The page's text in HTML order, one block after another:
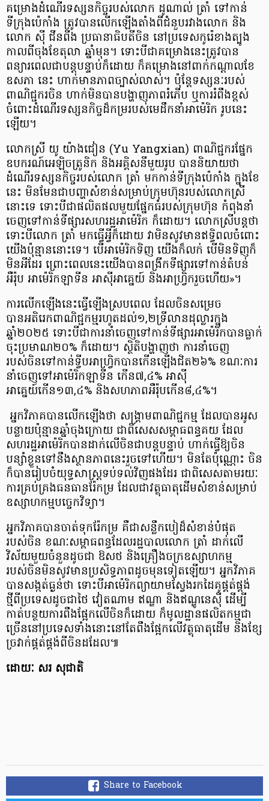
គម្រោងដំណើរទស្សនកិច្ចរបស់លោក ដូណាល់ ត្រាំ ទៅកាន់
ទីក្រុងប៉េកាំង ត្រូវបានលើកឡើងតាំងពីជំនួបរវាងលោក និង
លោក ស៊ី ជីនពីង ប្រធានាធិបតីចិន នៅប្រទេសកូរ៉េខាងត្បូង
កាលពីចុងខែតុលា ឆ្នាំមុន។ ទោះបីជាគម្រោងនេះត្រូវបាន
ពន្យារពេលជាបន្តបន្ទាប់ក៏ដោយ ក៏គម្រោងនៅពាក់កណ្តាលខែ
ឧសភា នេះ ហាក់មានភាពច្បាស់លាស់។ ប៉ុន្តែទស្សនៈរបស់
ពាណិជ្ជករចិន ហាក់មិនបានបង្ហាញភាពរំភើប ឬការរំពឹងខ្ពស់
ចំពោះដំណើរទស្សនកិច្ចដ៏កម្ររបស់មេដឹកនាំអាម៉េរិក រូបនេះ
ឡើយ។
លោកស្រី យូ យ៉ាងជៀន (Yu Yangxian) ពាណិជ្ជករផ្នែក
ឧបករណ៍អេឡិចត្រូនិក និងអគ្គិសនីមួយរូប បាននិយាយថា
ដំណើរទស្សនកិច្ចរបស់លោក ត្រាំ មកកាន់ទីក្រុងប៉េកាំង ក្នុងខែ
នេះ មិនមែនជាបញ្ហាសំខាន់សម្រាប់ក្រុមហ៊ុនរបស់លោកស្រី
នោះទេ ទោះបីជាផលិតផលមួយផ្នែកធំរបស់ក្រុមហ៊ុន កំពុងនាំ
ចេញទៅកាន់ទីផ្សារសហរដ្ឋអាម៉េរិក ក៏ដោយ។ លោកស្រីបន្តថា
ទោះបីលោក ត្រាំ មកធ្វើអ្វីក៏ដោយ វាមិនសូវមានឥទ្ធិពលចំពោះ
យើងប៉ុន្មាននោះទេ។ បើអាម៉េរិកទិញ យើងក៏លក់ បើមិនទិញក៏
មិនអីដែរ ព្រោះពេលនេះយើងបានពង្រីកទីផ្សារទៅកាន់តំបន់
អឺរ៉ុប អាម៉េរិកឡាទីន អាស៊ីអាគ្នេយ៍ និងអាហ្វ្រិករួចហើយ»។
ការលើកឡើងនេះធ្វើឡើងស្របពេល ដែលចិនសម្រេច
បានអតិរេកពាណិជ្ជកម្មរហូតដល់១,២ទ្រីលានដុល្លារក្នុង
ឆ្នាំ២០២៥ ទោះបីជាការនាំចេញទៅកាន់ទីផ្សារអាម៉េរិកបានធ្លាក់
ចុះប្រមាណ២០% ក៏ដោយ។ ស្ថិតិបង្ហាញថា ការនាំចេញ
របស់ចិនទៅកាន់ទ្វីបអាហ្វ្រិកបានកើនឡើងជិត២៦% ខណៈការ
នាំចេញទៅអាម៉េរិកឡាទីន កើន៧,៤% អាស៊ី
អាគ្នេយ៍កើន១៣,៤% និងសហភាពអឺរ៉ុបកើន៨,៤%។
អ្នកវិភាគបានលើកឡើងថា សង្គ្រាមពាណិជ្ជកម្ម ដែលបានអូស
បន្លាយប៉ុន្មានឆ្នាំចុងក្រោយ ជាពិសេសសម្ពាធពន្ធគយ ដែល
សហរដ្ឋអាម៉េរិកបានដាក់លើចិនជាបន្តបន្ទាប់ ហាក់ធ្វើឱ្យចិន
បន្សាំខ្លួនទៅនឹងស្ថានភាពនេះរួចទៅហើយ។ មិនតែប៉ុណ្ណោះ ចិន
ក៏បានរៀបចំយុទ្ធសាស្ត្រទប់ទល់វិញផងដែរ ជាពិសេសតាមរយៈ
ការគ្រប់គ្រងធនធានរ៉ែកម្រ ដែលជាវត្ថុធាតុដើមសំខាន់សម្រាប់
ឧស្សាហកម្មបច្ចេកវិទ្យា។
អ្នកវិភាគបានចាត់ទុករ៉ែកម្រ គឺជាសន្លឹកបៀដ៏សំខាន់បំផុត
របស់ចិន ខណៈសម្ពាធពន្ធដែលរដ្ឋបាលលោក ត្រាំ ដាក់លើ
វិស័យមួយចំនួនដូចជា ឱសថ និងគ្រឿងចក្រឧស្សាហកម្ម
របស់ចិនមិនសូវមានប្រសិទ្ធភាពដូចមុនទៀតឡើយ។ អ្នកវិភាគ
បានសង្កត់ធ្ងន់ថា ទោះបីអាម៉េរិកព្យាយាមស្វែងរកដៃគូផ្គត់ផ្គង់
ថ្មីពីប្រទេសដូចជាថៃ វៀតណាម ឥណ្ឌា និងឥណ្ឌូនេស៊ី ដើម្បី
កាត់បន្ថយការពឹងផ្អែកលើចិនក៏ដោយ ក៏មូលដ្ឋានផលិតកម្មជា
ច្រើននៅប្រទេសទាំងនោះនៅតែពឹងផ្អែកលើវត្ថុធាតុដើម និងខ្សែ
ច្រវាក់ផ្គត់ផ្គង់ពីចិនដដែល៕
ដោយៈ សរ សុជាតិ
Share to Facebook